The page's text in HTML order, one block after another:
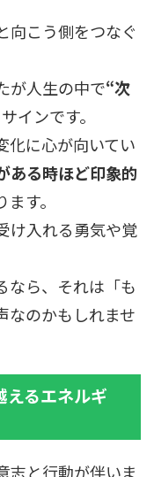
向こう側をつなぐ
が人生の中で“次
インです。
化に心が向いてい
ある時ほど印象的
す。
け入れる勇気や覚
なら、それは「も
なのかもしれませ
えるエネルギ
志と行動が伴いま